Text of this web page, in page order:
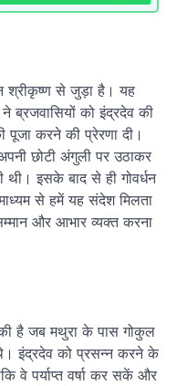
श्रीकृष्ण से जुड़ा है। यह
ब्रजवासियों को इंद्रदेव की
पूजा करने की प्रेरणा दी।
छोटी अंगुली पर उठाकर
थी। इसके बाद से ही गोवर्धन
से हमें यह संदेश मिलता
और आभार व्यक्त करना
है जब मथुरा के पास गोकुल
इंद्रदेव को प्रसन्न करने के
वे पर्याप्त वर्षा कर सकें और